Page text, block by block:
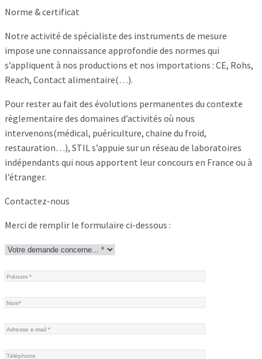
Norme & certificat
Notre activité de spécialiste des instruments de mesure
impose une connaissance approfondie des normes qui
s’appliquent à nos productions et nos importations : CE, Rohs,
Reach, Contact alimentaire(…).
Pour rester au fait des évolutions permanentes du contexte
règlementaire des domaines d’activités où nous
intervenons(médical, puériculture, chaine du froid,
restauration…), STIL s’appuie sur un réseau de laboratoires
indépendants qui nous apportent leur concours en France ou à
l’étranger.
Contactez-nous
Merci de remplir le formulaire ci-dessous :